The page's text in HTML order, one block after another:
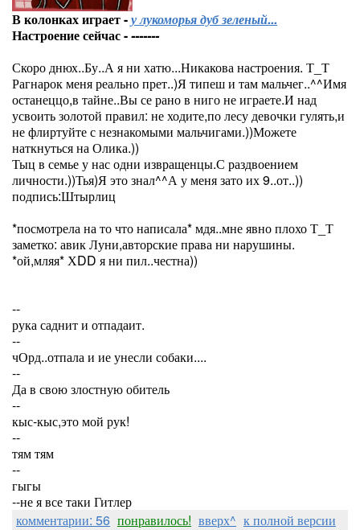
В колонках играет -у лукоморья дуб зеленый...
Настроение сейчас --------
Скоро днюх..Бу..А я ни хатю...Никакова настроения. Т_Т
Рагнарок меня реально прет..)Я типеш и там мальчег..^^Имя
останеццо,в тайне..Вы се рано в ниго не играете.И над
усвоить золотой правил: не ходите,по лесу девочки гулять,и
не флиртуйте с незнакомыми мальчигами.))Можете
наткнуться на Олика.))
Тыц в семье у нас одни извращенцы.С раздвоением
личности.))Тья)Я это знал^^А у меня зато их 9..от..))
подпись:Штырлиц
*посмотрела на то что написала* мдя..мне явно плохо Т_Т
заметко: авик Луни,авторские права ни нарушины.
*ой,мляя* ХDD я ни пил..честна))
--
рука саднит и отпадаит.
--
чОрд..отпала и ие унесли собаки....
--
Да в свою злостную обитель
--
кыс-кыс,это мой рук!
--
тям тям
--
гыгы
--не я все таки Гитлер
комментарии: 56 понравилось! вверх^ к полной версии